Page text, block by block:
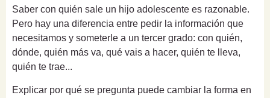
Saber con quién sale un hijo adolescente es razonable.
Pero hay una diferencia entre pedir la información que
necesitamos y someterle a un tercer grado: con quién,
dónde, quién más va, qué vais a hacer, quién te lleva,
quién te trae...
Explicar por qué se pregunta puede cambiar la forma en